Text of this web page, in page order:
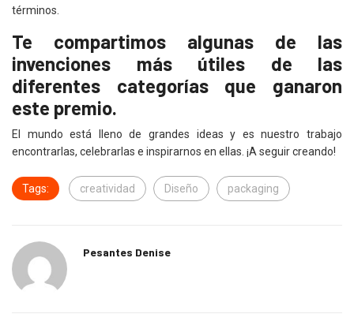
términos.
Te compartimos algunas de las
invenciones más útiles de las
diferentes categorías que ganaron
este premio.
El mundo está lleno de grandes ideas y es nuestro trabajo
encontrarlas, celebrarlas e inspirarnos en ellas. ¡A seguir creando!
Tags: creatividad Diseño packaging
Pesantes Denise